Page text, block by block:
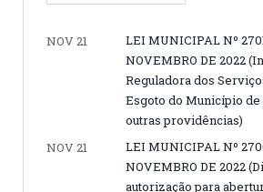
NOV 21
LEI MUNICIPAL Nº
NOVEMBRO DE 2022
Reguladora dos
Esgoto do Município de
outras providências)
NOV 21
LEI MUNICIPAL Nº
NOVEMBRO DE 2022
autorização para